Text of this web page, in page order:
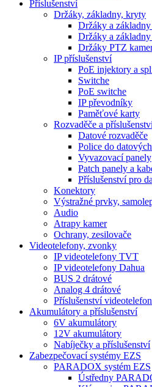
Příslušenství
Držáky, základny, kryty
Držáky a
Držáky a
Držáky PTZ
IP příslušenství
PoE injektory a
Switche
PoE switche
IP převodníky
Paměťové karty
Rozvaděče a
Datové rozvaděče
Police do
Vyvazovací panely
Patch panely a
Příslušenství pro
Konektory
Výstražné prvky,
Audio
Atrapy kamer
Ochrany, zesilovače
Videotelefony, zvonky
IP videotelefony TVT
IP videotelefony Dahua
BUS 2 drátové
Analog 4 drátové
Příslušenství
Akumulátory a příslušenství
6V akumulátory
12V akumulátory
Nabíječky a příslušenství
Zabezpečovací systémy EZS
PARADOX systém EZS
Ústředny